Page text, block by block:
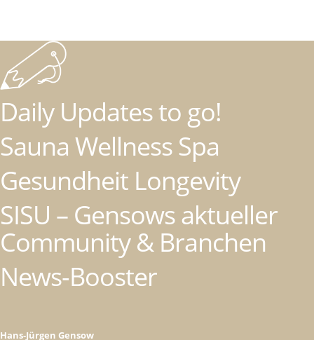
Daily Updates to go!
Sauna Wellness Spa
Gesundheit Longevity
SISU – Gensows aktueller
Community & Branchen
News-Booster
Hans-Jürgen Gensow